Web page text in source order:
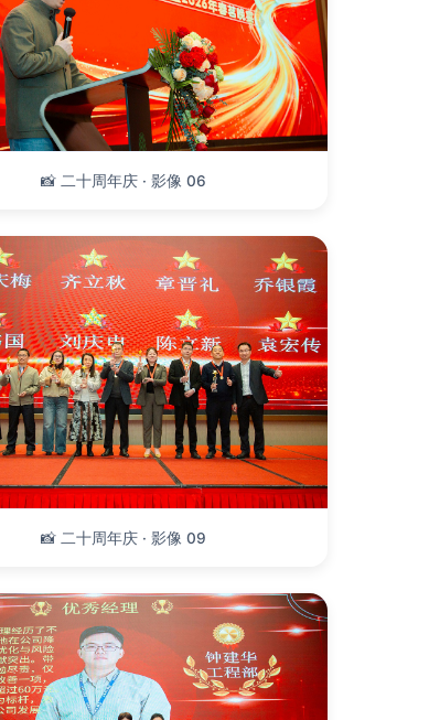
📸 二十周年庆 · 影像 06
📸 二十周年庆 · 影像 09